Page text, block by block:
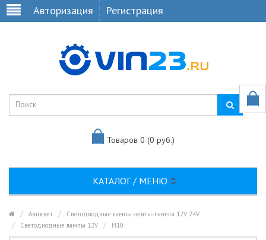
Авторизация Регистрация
Товаров 0 (0 руб.)
КАТАЛОГ / МЕНЮ
Автосвет
Светодиодные лампы-ленты-панели 12V 24V
Светодиодные лампы 12V
H10